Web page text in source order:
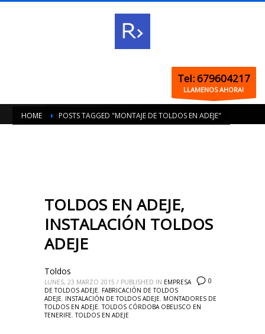
Tel: 679604217
LLAMENOS AHORA!
HOME POSTS TAGGED "MONTAJE DE TOLDOS EN ADEJE"
TOLDOS EN ADEJE,
INSTALACIÓN TOLDOS
ADEJE
0
Toldos
LUNES, 23 MARZO 2015 / PUBLISHED IN EMPRESA
DE TOLDOS ADEJE, FABRICACIÓN DE TOLDOS
ADEJE, INSTALACIÓN DE TOLDOS ADEJE, MONTADORES DE
TOLDOS EN ADEJE,TOLDOS CÓRDOBA OBELISCO EN
TENERIFE,TOLDOS EN ADEJE